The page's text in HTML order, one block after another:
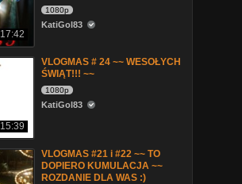
17:42
1080p
KatiGol83
15:39
VLOGMAS # 24 ~~ WESOŁYCH
ŚWIĄT!!! ~~
1080p
KatiGol83
VLOGMAS #21 i #22 ~~ TO
DOPIERO KUMULACJA ~~
ROZDANIE DLA WAS :)